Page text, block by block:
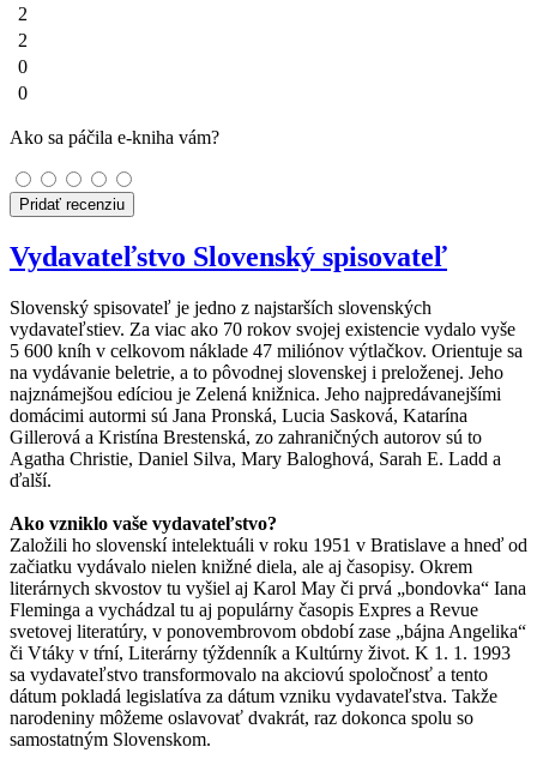
2
2
0
0
Ako sa páčila e-kniha vám?
Pridať recenziu
Vydavateľstvo Slovenský spisovateľ
Slovenský spisovateľ je jedno z najstarších slovenských
vydavateľstiev. Za viac ako 70 rokov svojej existencie vydalo vyše
5 600 kníh v celkovom náklade 47 miliónov výtlačkov. Orientuje sa
na vydávanie beletrie, a to pôvodnej slovenskej i preloženej. Jeho
najznámejšou edíciou je Zelená knižnica. Jeho najpredávanejšími
domácimi autormi sú Jana Pronská, Lucia Sasková, Katarína
Gillerová a Kristína Brestenská, zo zahraničných autorov sú to
Agatha Christie, Daniel Silva, Mary Baloghová, Sarah E. Ladd a
ďalší.
Ako vzniklo vaše vydavateľstvo?
Založili ho slovenskí intelektuáli v roku 1951 v Bratislave a hneď od
začiatku vydávalo nielen knižné diela, ale aj časopisy. Okrem
literárnych skvostov tu vyšiel aj Karol May či prvá „bondovka“ Iana
Fleminga a vychádzal tu aj populárny časopis Expres a Revue
svetovej literatúry, v ponovembrovom období zase „bájna Angelika“
či Vtáky v tŕní, Literárny týždenník a Kultúrny život. K 1. 1. 1993
sa vydavateľstvo transformovalo na akciovú spoločnosť a tento
dátum pokladá legislatíva za dátum vzniku vydavateľstva. Takže
narodeniny môžeme oslavovať dvakrát, raz dokonca spolu so
samostatným Slovenskom.